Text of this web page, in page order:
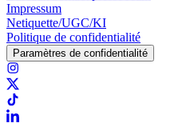
Impressum
Netiquette/UGC/KI
Politique de confidentialité
Paramètres de confidentialité